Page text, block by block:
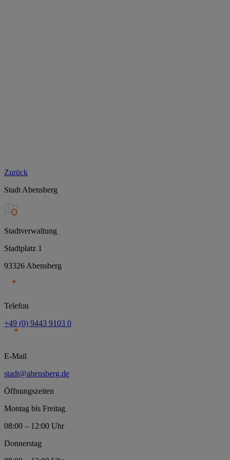
Zurück
Stadt Abensberg
Stadtverwaltung
Stadtplatz 1
93326 Abensberg
Telefon
+49 (0) 9443 9103 0
E-Mail
stadt@abensberg.de
Öffnungszeiten
Montag bis Freitag
08:00 – 12:00 Uhr
Donnerstag